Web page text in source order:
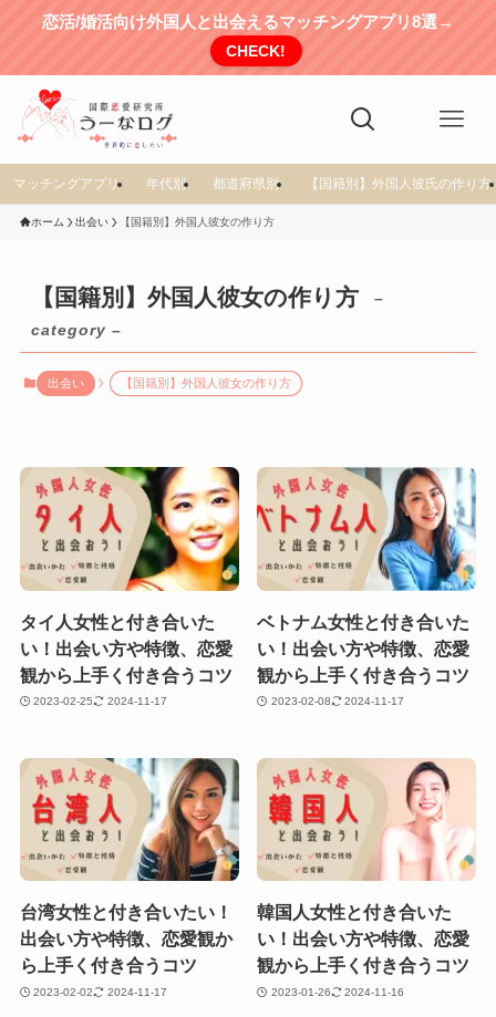
恋活/婚活向け外国人と出会えるマッチングアプリ8選→
CHECK!
マッチングアプリ 年代別 都道府県別 【国籍別】外国人彼氏の作り方
ホーム 出会い 【国籍別】外国人彼女の作り方
【国籍別】外国人彼女の作り方
–
category –
出会い 【国籍別】外国人彼女の作り方
タイ人女性と付き合いた
い！出会い方や特徴、恋愛
観から上手く付き合うコツ
2023-02-25 2024-11-17
ベトナム女性と付き合いた
い！出会い方や特徴、恋愛
観から上手く付き合うコツ
2023-02-08 2024-11-17
台湾女性と付き合いたい！
出会い方や特徴、恋愛観か
ら上手く付き合うコツ
2023-02-02 2024-11-17
韓国人女性と付き合いた
い！出会い方や特徴、恋愛
観から上手く付き合うコツ
2023-01-26 2024-11-16